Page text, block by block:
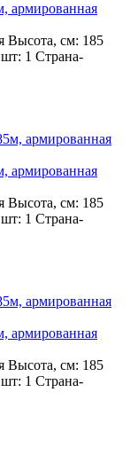
армированная
Высота, см: 185
шт: 1 Страна-
армированная
Высота, см: 185
шт: 1 Страна-
армированная
Высота, см: 185
шт: 1 Страна-